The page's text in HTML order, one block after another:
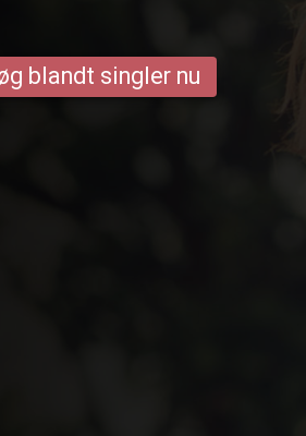
blandt singler nu